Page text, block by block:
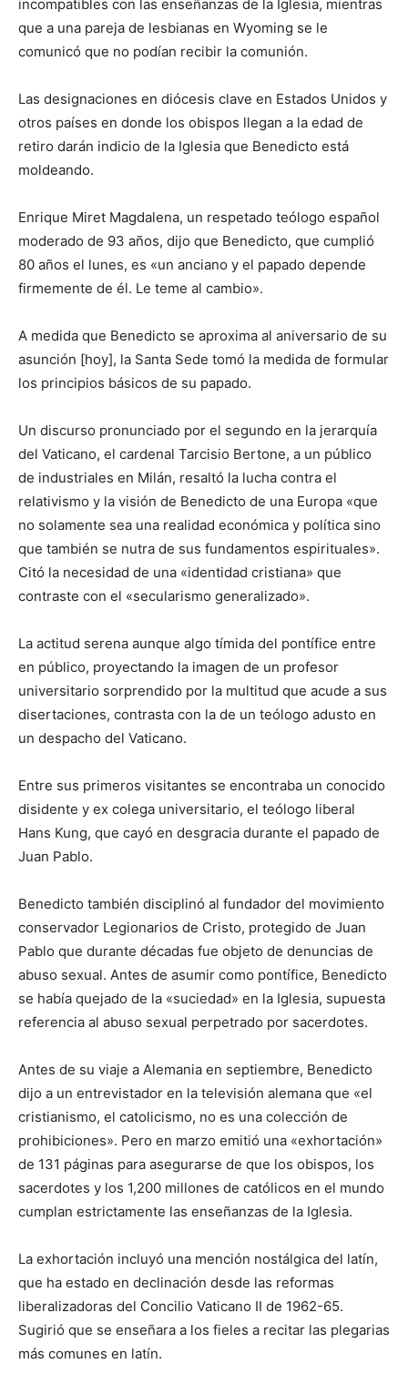
incompatibles con las enseñanzas de la Iglesia, mientras
que a una pareja de lesbianas en Wyoming se le
comunicó que no podían recibir la comunión.
Las designaciones en diócesis clave en Estados Unidos y
otros países en donde los obispos llegan a la edad de
retiro darán indicio de la Iglesia que Benedicto está
moldeando.
Enrique Miret Magdalena, un respetado teólogo español
moderado de 93 años, dijo que Benedicto, que cumplió
80 años el lunes, es «un anciano y el papado depende
firmemente de él. Le teme al cambio».
A medida que Benedicto se aproxima al aniversario de su
asunción [hoy], la Santa Sede tomó la medida de formular
los principios básicos de su papado.
Un discurso pronunciado por el segundo en la jerarquía
del Vaticano, el cardenal Tarcisio Bertone, a un público
de industriales en Milán, resaltó la lucha contra el
relativismo y la visión de Benedicto de una Europa «que
no solamente sea una realidad económica y política sino
que también se nutra de sus fundamentos espirituales».
Citó la necesidad de una «identidad cristiana» que
contraste con el «secularismo generalizado».
La actitud serena aunque algo tímida del pontífice entre
en público, proyectando la imagen de un profesor
universitario sorprendido por la multitud que acude a sus
disertaciones, contrasta con la de un teólogo adusto en
un despacho del Vaticano.
Entre sus primeros visitantes se encontraba un conocido
disidente y ex colega universitario, el teólogo liberal
Hans Kung, que cayó en desgracia durante el papado de
Juan Pablo.
Benedicto también disciplinó al fundador del movimiento
conservador Legionarios de Cristo, protegido de Juan
Pablo que durante décadas fue objeto de denuncias de
abuso sexual. Antes de asumir como pontífice, Benedicto
se había quejado de la «suciedad» en la Iglesia, supuesta
referencia al abuso sexual perpetrado por sacerdotes.
Antes de su viaje a Alemania en septiembre, Benedicto
dijo a un entrevistador en la televisión alemana que «el
cristianismo, el catolicismo, no es una colección de
prohibiciones». Pero en marzo emitió una «exhortación»
de 131 páginas para asegurarse de que los obispos, los
sacerdotes y los 1,200 millones de católicos en el mundo
cumplan estrictamente las enseñanzas de la Iglesia.
La exhortación incluyó una mención nostálgica del latín,
que ha estado en declinación desde las reformas
liberalizadoras del Concilio Vaticano II de 1962-65.
Sugirió que se enseñara a los fieles a recitar las plegarias
más comunes en latín.